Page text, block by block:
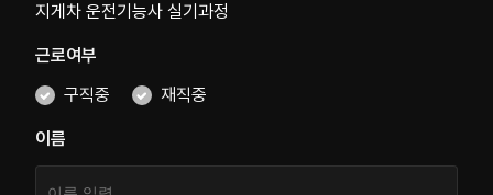
지게차 운전기능사 실기과정
근로여부
구직중
재직중
이름